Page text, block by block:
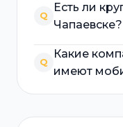
Q
Есть ли
Чапаевске?
Q
Какие
имеют